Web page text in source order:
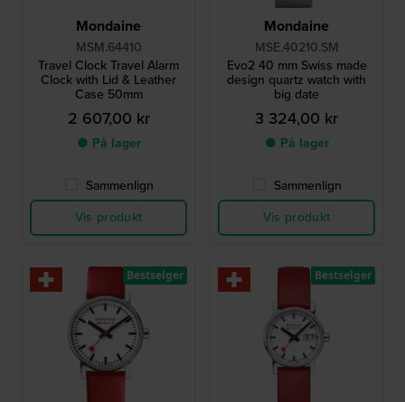
Mondaine
MSM.64410
Travel Clock Travel Alarm
Clock with Lid & Leather
Case 50mm
2 607,00 kr
● På lager
Sammenlign
Vis produkt
Mondaine
MSE.40210.SM
Evo2 40 mm Swiss made
design quartz watch with
big date
3 324,00 kr
● På lager
Sammenlign
Vis produkt
Bestselger Bestselger